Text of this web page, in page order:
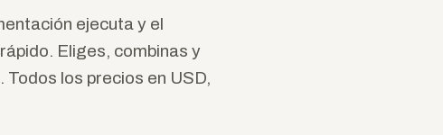
ejecuta y el
Eliges, combinas y
los precios en USD,